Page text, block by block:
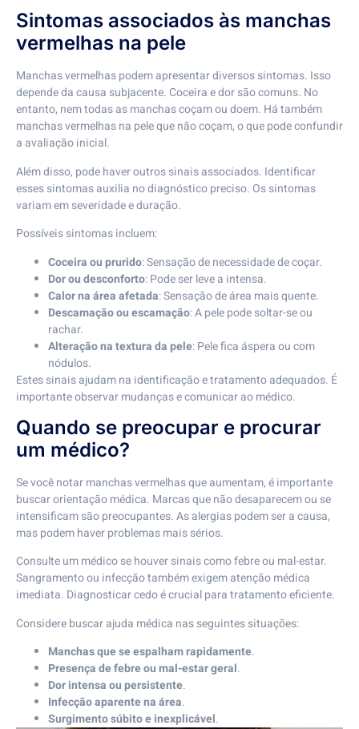
Sintomas associados às manchas
vermelhas na pele
Manchas vermelhas podem apresentar diversos sintomas. Isso
depende da causa subjacente. Coceira e dor são comuns. No
entanto, nem todas as manchas coçam ou doem. Há também
manchas vermelhas na pele que não coçam, o que pode confundir
a avaliação inicial.
Além disso, pode haver outros sinais associados. Identificar
esses sintomas auxilia no diagnóstico preciso. Os sintomas
variam em severidade e duração.
Possíveis sintomas incluem:
Coceira ou prurido: Sensação de necessidade de coçar.
Dor ou desconforto: Pode ser leve a intensa.
Calor na área afetada: Sensação de área mais quente.
Descamação ou escamação: A pele pode soltar-se ou
rachar.
Alteração na textura da pele: Pele fica áspera ou com
nódulos.
Estes sinais ajudam na identificação e tratamento adequados. É
importante observar mudanças e comunicar ao médico.
Quando se preocupar e procurar
um médico?
Se você notar manchas vermelhas que aumentam, é importante
buscar orientação médica. Marcas que não desaparecem ou se
intensificam são preocupantes. As alergias podem ser a causa,
mas podem haver problemas mais sérios.
Consulte um médico se houver sinais como febre ou mal-estar.
Sangramento ou infecção também exigem atenção médica
imediata. Diagnosticar cedo é crucial para tratamento eficiente.
Considere buscar ajuda médica nas seguintes situações:
Manchas que se espalham rapidamente.
Presença de febre ou mal-estar geral.
Dor intensa ou persistente.
Infecção aparente na área.
Surgimento súbito e inexplicável.